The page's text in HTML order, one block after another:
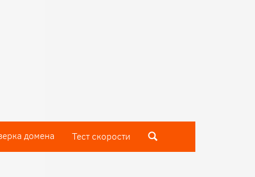
домена Тест скороcти